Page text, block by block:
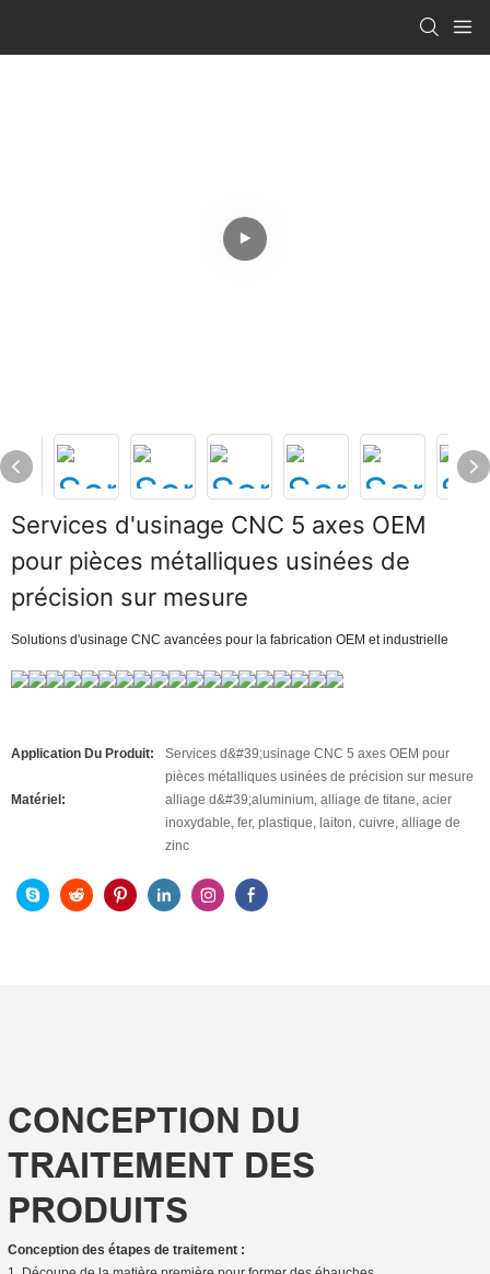
Services d'usinage CNC 5 axes OEM
pour pièces métalliques usinées de
précision sur mesure
Solutions d'usinage CNC avancées pour la fabrication OEM et industrielle
Application Du Produit:
Services d&#39;usinage CNC 5 axes OEM pour
pièces métalliques usinées de précision sur mesure
Matériel:
alliage d&#39;aluminium, alliage de titane, acier
inoxydable, fer, plastique, laiton, cuivre, alliage de
zinc
CONCEPTION DU
TRAITEMENT DES
PRODUITS
Conception des étapes de traitement :